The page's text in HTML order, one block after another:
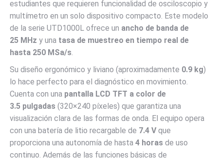
estudiantes que requieren funcionalidad de osciloscopio y
multímetro en un solo dispositivo compacto. Este modelo
de la serie UTD1000L ofrece un ancho de banda de
25 MHz y una tasa de muestreo en tiempo real de
hasta 250 MSa/s.
Su diseño ergonómico y liviano (aproximadamente 0.9 kg)
lo hace perfecto para el diagnóstico en movimiento.
Cuenta con una pantalla LCD TFT a color de
3.5 pulgadas (320×240 píxeles) que garantiza una
visualización clara de las formas de onda. El equipo opera
con una batería de litio recargable de 7.4 Vque
proporciona una autonomía de hasta 4 horas de uso
continuo. Además de las funciones básicas de